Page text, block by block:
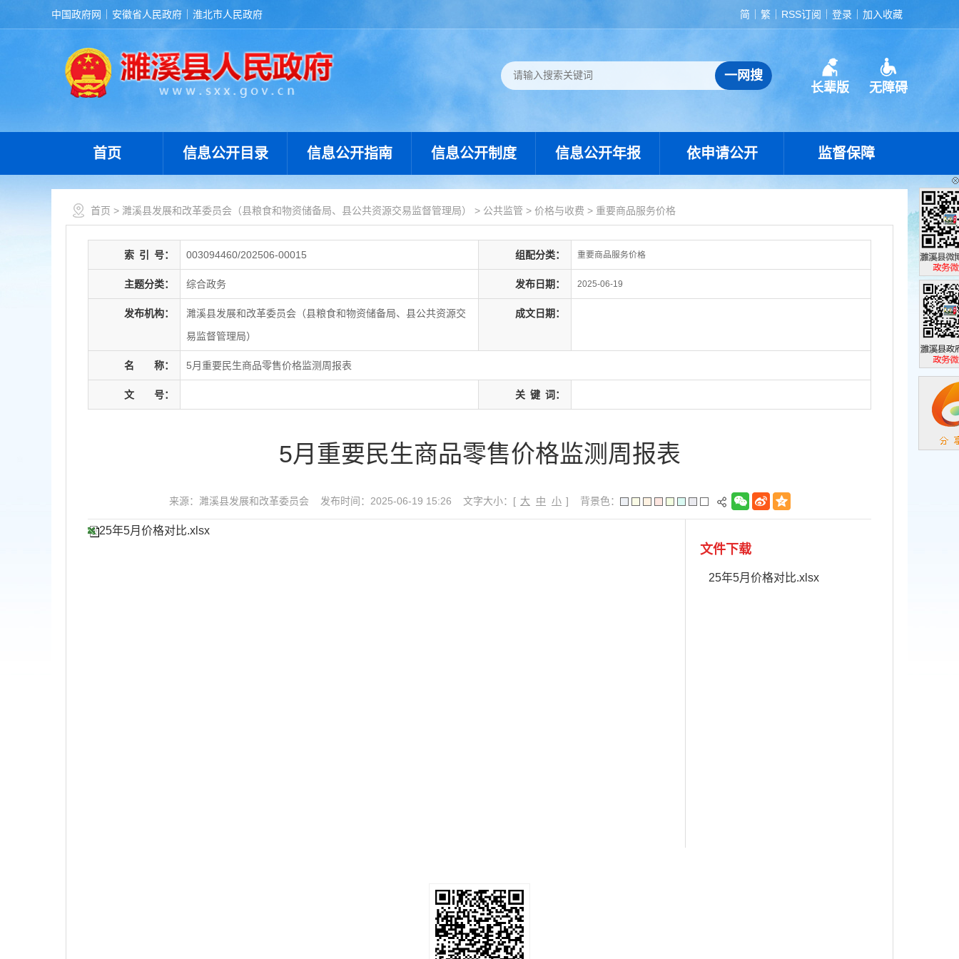
中国政府网 安徽省人民政府 淮北市人民政府 简 繁 RSS订阅 登录 加入收藏
长辈版 无障碍
首页 信息公开目录 信息公开指南 信息公开制度 信息公开年报 依申请公开 监督保障
首页 > 濉溪县发展和改革委员会（县粮食和物资储备局、县公共资源交易监督管理局） > 公共监管 > 价格与收费 > 重要商品服务价格
索 引 号： 003094460/202506-00015 组配分类： 重要商品服务价格
主题分类： 综合政务 发布日期： 2025-06-19
发布机构：
濉溪县发展和改革委员会（县粮食和物资储备局、县公共资源交
易监督管理局）
成文日期：
名 称： 5月重要民生商品零售价格监测周报表
文 号： 关 键 词：
5月重要民生商品零售价格监测周报表
来源：濉溪县发展和改革委员会 发布时间：2025-06-19 15:26 文字大小：[ 大 中 小 ] 背景色：
25年5月价格对比.xlsx
文件下载
25年5月价格对比.xlsx
濉溪县政
政务微博
濉溪县政
政务微信